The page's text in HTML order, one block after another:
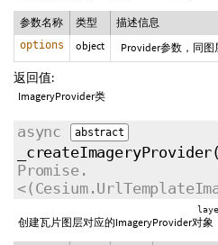
参数名称 类型 描述信息
options object Provider参数，同图
返回值:
ImageryProvider类
async abstract
_createImageryProvider(
Promise.
创建瓦片图层对应的ImageryProvider对象